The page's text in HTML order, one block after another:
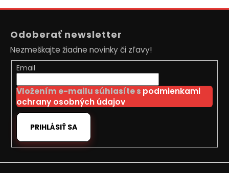
d
a
c
i
e
p
r
v
ý
Odoberať newsletter
Nezmeškajte žiadne novinky či zľavy!
Email
Vložením e-mailu súhlasíte s podmienkami
ochrany osobných údajov
PRIHLÁSIŤ SA